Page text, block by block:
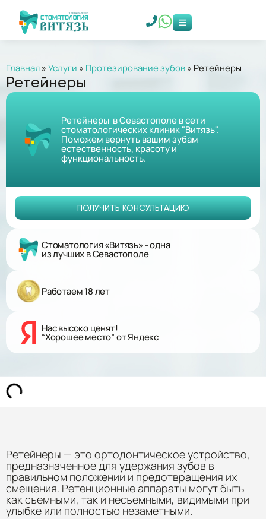
Главная»Услуги » Протезирование зубов» Ретейнеры
Ретейнеры
Ретейнеры в Севастополе в сети
стоматологических клиник "Витязь".
Поможем вернуть вашим зубам
естественность, красоту и
функциональность.
ПОЛУЧИТЬ КОНСУЛЬТАЦИЮ
Стоматология «Витязь» - одна
из лучших в Севастополе
Работаем 18 лет
Нас высоко ценят!
“Хорошее место” от Яндекс
Ретейнеры — это ортодонтическое устройство,
предназначенное для удержания зубов в
правильном положении и предотвращения их
смещения. Ретенционные аппараты могут быть
как съемными, так и несъемными, видимыми при
улыбке или полностью незаметными.